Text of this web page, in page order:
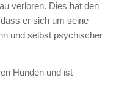
verloren. Dies hat den
er sich um seine
und selbst psychischer
Hunden und ist